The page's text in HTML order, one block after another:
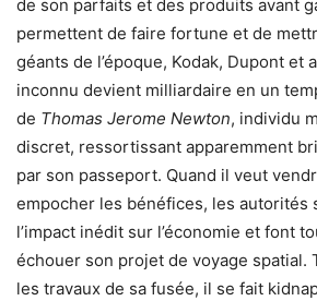
de son parfaits et des produits avant
permettent de faire fortune et de
géants de l’époque, Kodak, Dupont et
inconnu devient milliardaire en un
de Thomas Jerome Newton, individu
discret, ressortissant apparemment
par son passeport. Quand il veut
empocher les bénéfices, les autorités
l’impact inédit sur l’économie et font
échouer son projet de voyage spatial.
les travaux de sa fusée, il se fait